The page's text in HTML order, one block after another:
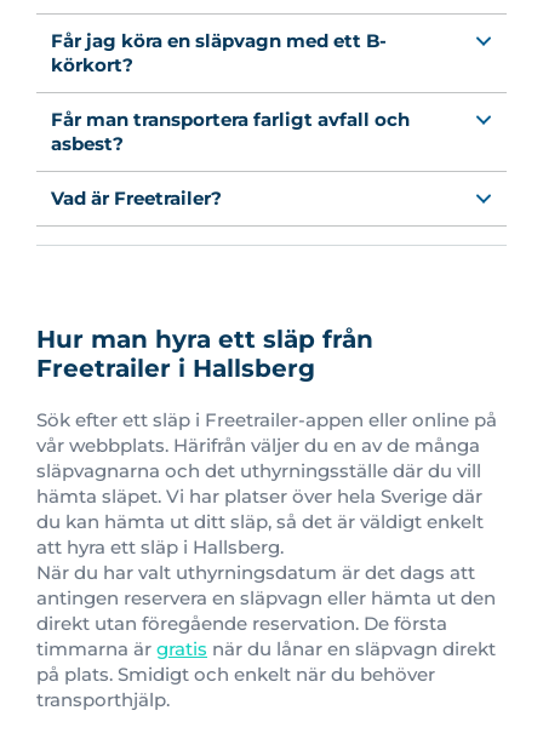
Får jag köra en släpvagn med ett B-
körkort?
Får man transportera farligt avfall och
asbest?
Vad är Freetrailer?
Hur man hyra ett släp från
Freetrailer i Hallsberg
Sök efter ett släp i Freetrailer-appen eller online på
vår webbplats. Härifrån väljer du en av de många
släpvagnarna och det uthyrningsställe där du vill
hämta släpet. Vi har platser över hela Sverige där
du kan hämta ut ditt släp, så det är väldigt enkelt
att hyra ett släp i Hallsberg.
När du har valt uthyrningsdatum är det dags att
antingen reservera en släpvagn eller hämta ut den
direkt utan föregående reservation. De första
timmarna är gratis när du lånar en släpvagn direkt
på plats. Smidigt och enkelt när du behöver
transporthjälp.